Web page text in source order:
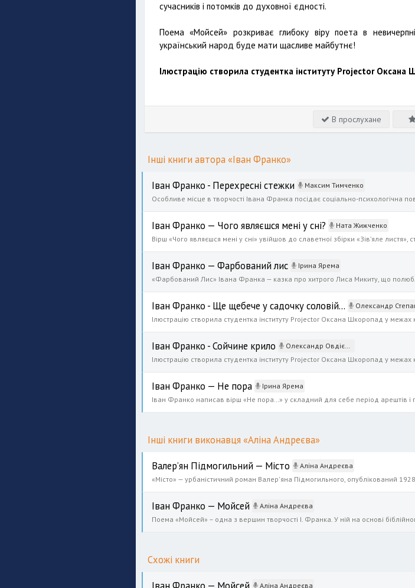
сучасників і потомків до духовної єдності.
Поема «Мойсей» розкриває глибоку віру поета в
український народ буде мати щасливе майбутнє!
Ілюстрацію створила студентка інституту Projector
В прослухане
Інші книги автора «Іван Франко»
Іван Франко - Перехресні стежки Максим Тимченко
Іван Франко — Чого являєшся мені у сні? Ната Жижченко
Іван Франко — Фарбований лис Ірина Ярема
Іван Франко - Ще щебече у садочку соловій... Олександр
Ілюстрацію створила студентка інституту Projector Оксана Шкоропад у
Іван Франко - Сойчине крило Олександр Овдієнко
Ілюстрацію створила студентка інституту Projector Оксана Шкоропад у
Іван Франко — Не пора Ірина Ярема
Інші книги виконавця «Аліна Андреєва»
Валер’ян Підмогильний — Місто Аліна Андреєва
Іван Франко — Мойсей Аліна Андреєва
Схожі книги
Аліна Андреєва